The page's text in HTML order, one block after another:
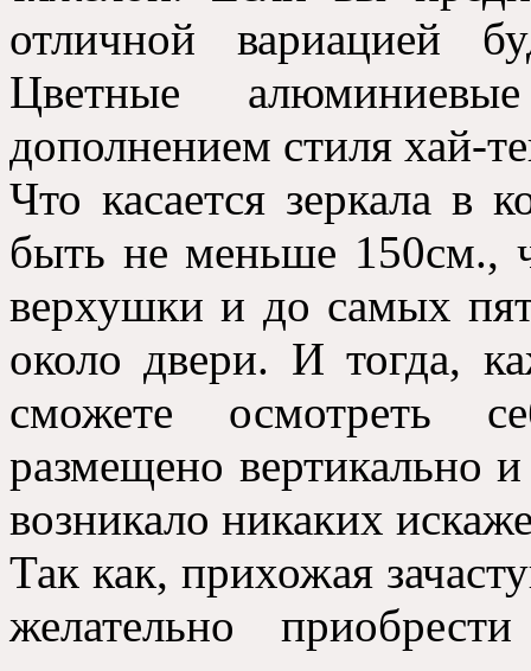
отличной вариацией
Цветные
дополнением стиля хай-
Что касается зеркала в
быть не меньше 150см.,
верхушки и до самых
около двери. И тогда,
сможете осмотреть
размещено вертикально
возникало никаких
Так как, прихожая
желательно